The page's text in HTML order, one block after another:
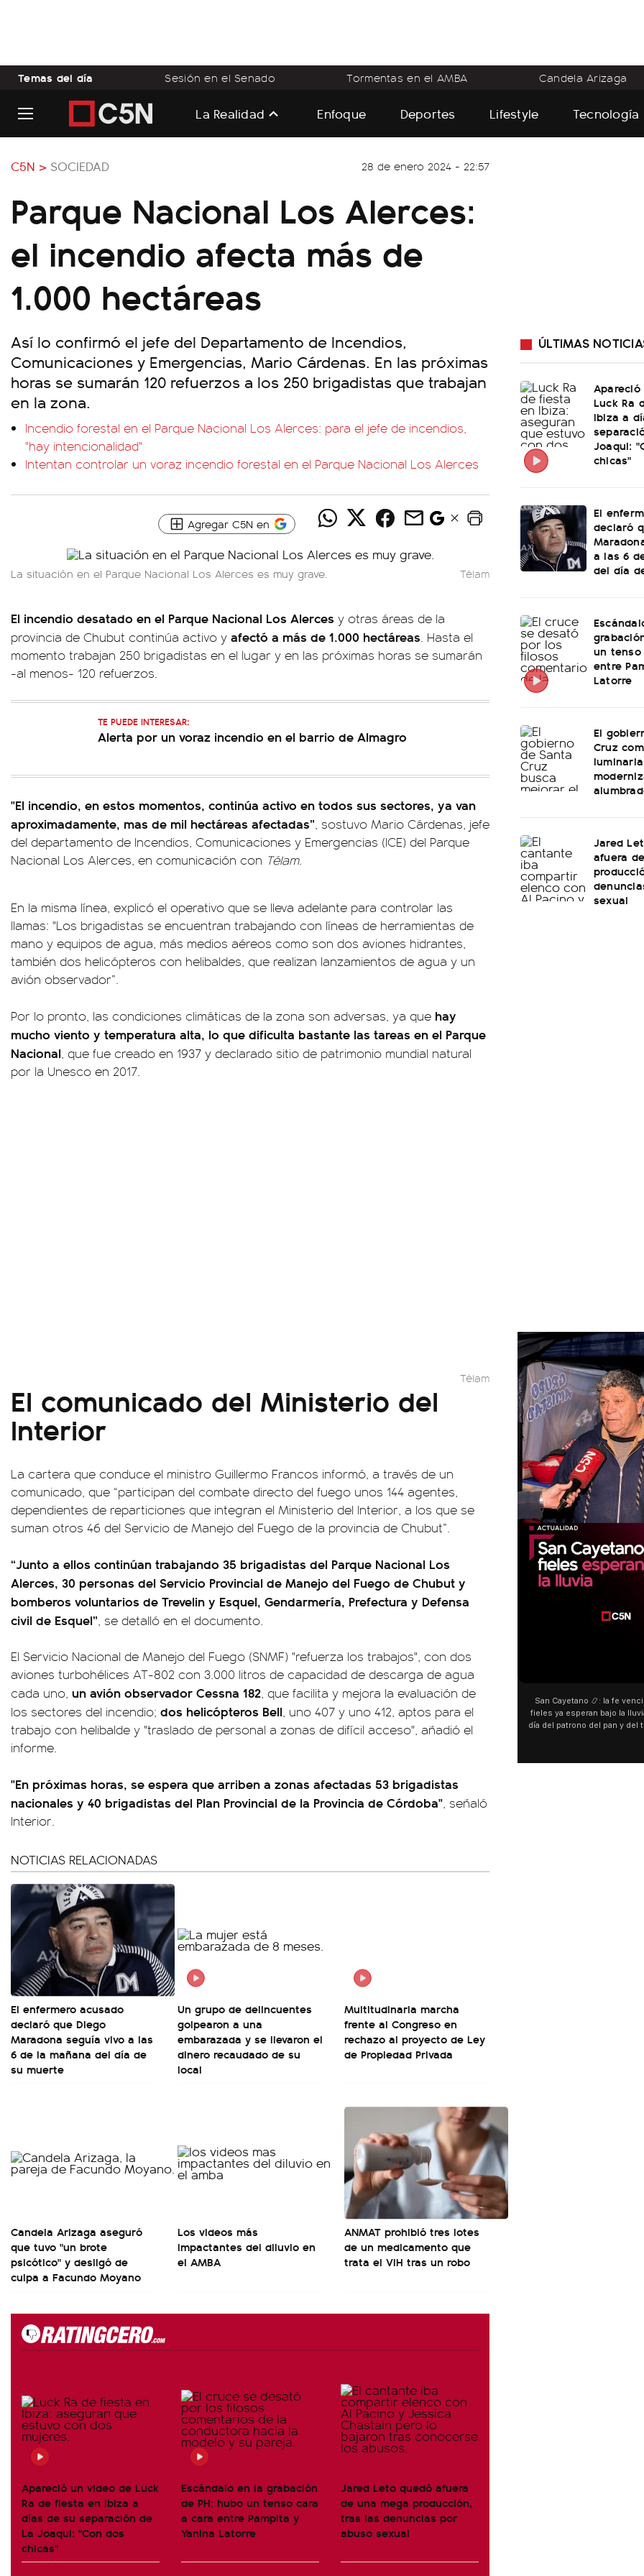
Temas del día Sesión en el Senado Tormentas en el AMBA Candela Arizaga
La Realidad Enfoque Deportes Lifestyle Tecnología
C5N > SOCIEDAD 28 de enero 2024 - 22:57
Parque Nacional Los Alerces:
el incendio afecta más de
1.000 hectáreas
Así lo confirmó el jefe del Departamento de Incendios,
Comunicaciones y Emergencias, Mario Cárdenas. En las próximas
horas se sumarán 120 refuerzos a los 250 brigadistas que trabajan
en la zona.
Incendio forestal en el Parque Nacional Los Alerces: para el jefe de incendios,
"hay intencionalidad"
Intentan controlar un voraz incendio forestal en el Parque Nacional Los Alerces
Agregar C5N en
La situación en el Parque Nacional Los Alerces es muy grave. Télam
El incendio desatado en el Parque Nacional Los Alerces y otras áreas de la
provincia de Chubut continúa activo y afectó a más de 1.000 hectáreas. Hasta el
momento trabajan 250 brigadistas en el lugar y en las próximas horas se sumarán
-al menos- 120 refuerzos.
TE PUEDE INTERESAR:
Alerta por un voraz incendio en el barrio de Almagro
"El incendio, en estos momentos, continúa activo en todos sus sectores, ya van
aproximadamente, mas de mil hectáreas afectadas”, sostuvo Mario Cárdenas, jefe
del departamento de Incendios, Comunicaciones y Emergencias (ICE) del Parque
Nacional Los Alerces, en comunicación con Télam.
En la misma línea, explicó el operativo que se lleva adelante para controlar las
llamas: "Los brigadistas se encuentran trabajando con líneas de herramientas de
mano y equipos de agua, más medios aéreos como son dos aviones hidrantes,
también dos helicópteros con helibaldes, que realizan lanzamientos de agua y un
avión observador”.
Por lo pronto, las condiciones climáticas de la zona son adversas, ya que hay
mucho viento y temperatura alta, lo que dificulta bastante las tareas en el Parque
Nacional, que fue creado en 1937 y declarado sitio de patrimonio mundial natural
por la Unesco en 2017.
Télam
El comunicado del Ministerio del
Interior
La cartera que conduce el ministro Guillermo Francos informó, a través de un
comunicado, que “participan del combate directo del fuego unos 144 agentes,
dependientes de reparticiones que integran el Ministerio del Interior, a los que se
suman otros 46 del Servicio de Manejo del Fuego de la provincia de Chubut”.
“Junto a ellos continúan trabajando 35 brigadistas del Parque Nacional Los
Alerces, 30 personas del Servicio Provincial de Manejo del Fuego de Chubut y
bomberos voluntarios de Trevelin y Esquel, Gendarmería, Prefectura y Defensa
civil de Esquel” , se detalló en el documento.
El Servicio Nacional de Manejo del Fuego (SNMF) "refuerza los trabajos", con dos
aviones turbohélices AT-802 con 3.000 litros de capacidad de descarga de agua
cada uno, un avión observador Cessna 182 , que facilita y mejora la evaluación de
los sectores del incendio; dos helicópteros Bell , uno 407 y uno 412, aptos para el
trabajo con helibalde y "traslado de personal a zonas de difícil acceso", añadió el
informe.
"En próximas horas, se espera que arriben a zonas afectadas 53 brigadistas
nacionales y 40 brigadistas del Plan Provincial de la Provincia de Córdoba" , señaló
Interior.
NOTICIAS RELACIONADAS
El enfermero acusado
declaró que Diego
Maradona seguía vivo a las
6 de la mañana del día de
su muerte
Un grupo de delincuentes
golpearon a una
embarazada y se llevaron el
dinero recaudado de su
local
Multitudinaria marcha
frente al Congreso en
rechazo al proyecto de Ley
de Propiedad Privada
Candela Arizaga aseguró
que tuvo "un brote
psicótico" y desligó de
culpa a Facundo Moyano
Los videos más
impactantes del diluvio en
el AMBA
ANMAT prohibió tres lotes
de un medicamento que
trata el VIH tras un robo
Apareció un video de Luck
Ra de fiesta en Ibiza a
días de su separación de
La Joaqui: "Con dos
chicas"
Escándalo en la grabación
de PH: hubo un tenso cara
a cara entre Pampita y
Yanina Latorre
Jared Leto quedó afuera
de una mega producción,
tras las denuncias por
abuso sexual
ÚLTIMAS
Luck Ra
Ibiza a
Joaqui:
chicas"
El
declaró
a las 6
del día
un
entre
Latorre
El
Cruz
Jared
afuera
sexual
San Cayetano 📿: la fe
fieles ya esperan bajo la
día del patrono del pan y del
y pedir. 🎙️